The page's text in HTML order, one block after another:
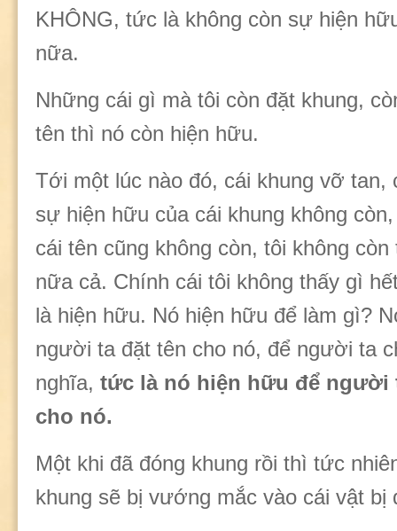
KHÔNG, tức là không còn sự hiện
nữa.
Những cái gì mà tôi còn đặt khung,
tên thì nó còn hiện hữu.
Tới một lúc nào đó, cái khung vỡ tan,
sự hiện hữu của cái khung không
cái tên cũng không còn, tôi không
nữa cả. Chính cái tôi không thấy gì
là hiện hữu. Nó hiện hữu để làm gì?
người ta đặt tên cho nó, để người ta
nghĩa, tức là nó hiện hữu để người
cho nó.
Một khi đã đóng khung rồi thì tức
khung sẽ bị vướng mắc vào cái vật bị